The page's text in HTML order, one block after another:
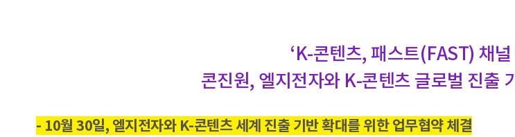
‘K-콘텐츠, 패스트(FAST) 채널
콘진원, 엘지전자와 K-콘텐츠 글로벌 진출
- 10월 30일, 엘지전자와 K-콘텐츠 세계 진출 기반 확대를 위한 업무협약 체결